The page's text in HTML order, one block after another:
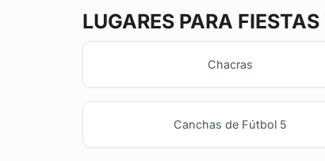
LUGARES PARA
Chacras
Canchas de Fútbol 5